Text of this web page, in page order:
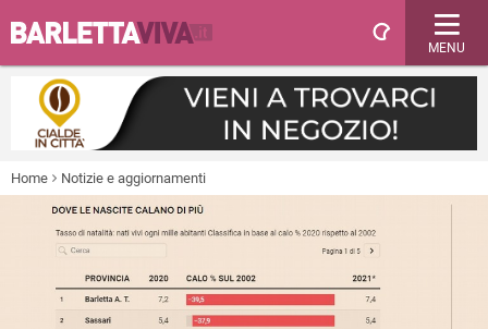
MENU
Home Notizie e aggiornamenti